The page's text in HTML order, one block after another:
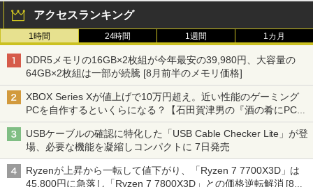
アクセスランキング
1時間 24時間 1週間 1カ月
DDR5メモリの16GB×2枚組が今年最安の39,980円、大容量の
64GB×2枚組は一部が続騰 [8月前半のメモリ価格]
XBOX Series Xが値上げで10万円超え。近い性能のゲーミング
PCを自作するといくらになる？【石田賀津男の『酒の肴にPCゲ
ーム』】
USBケーブルの確認に特化した「USB Cable Checker Lite」が登
場、必要な機能を凝縮しコンパクトに 7日発売
Ryzenが上昇から一転して値下がり、「Ryzen 7 7700X3D」は
45,800円に急落し「Ryzen 7 7800X3D」との価格逆転解消 [8月